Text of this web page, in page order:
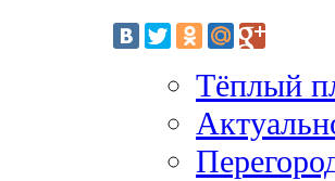
Тёплый